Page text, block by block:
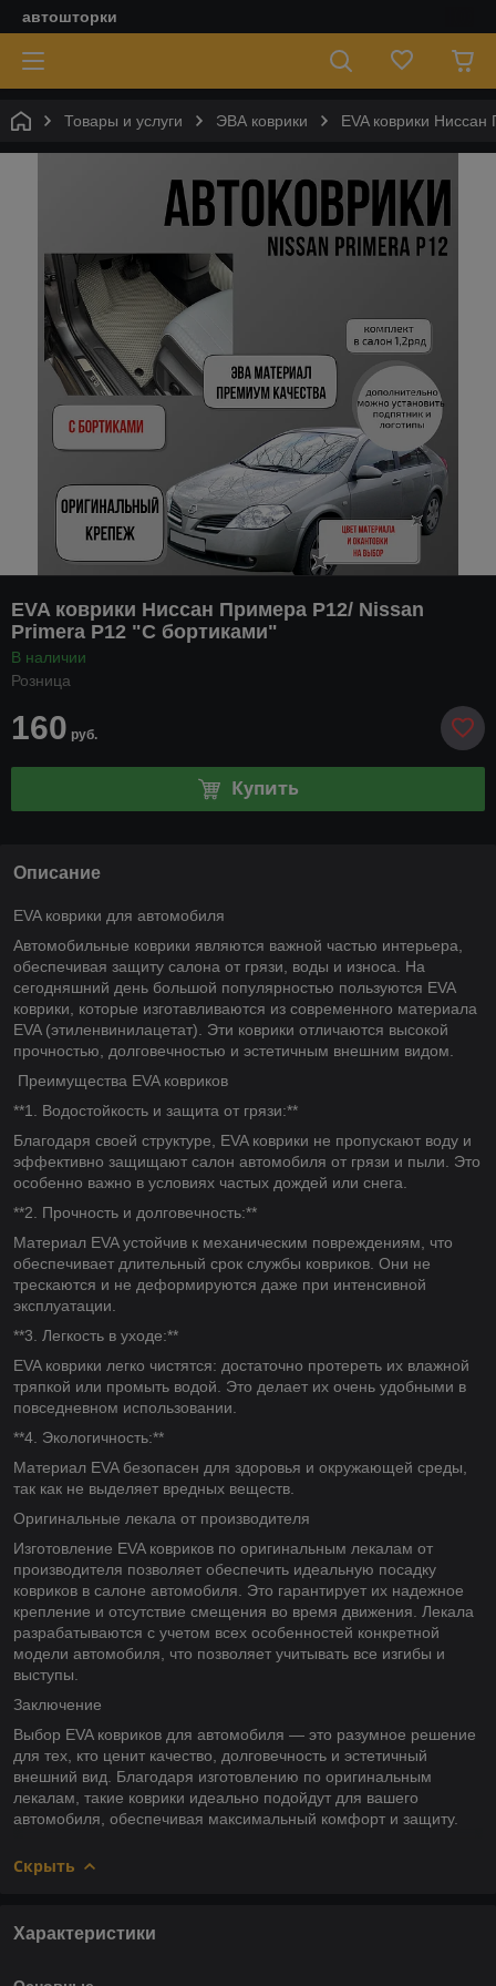
автошторки
Товары и услуги ЭВА коврики EVA коврики
EVA коврики Ниссан Примера P12/ Nissan
Primera P12 "С бортиками"
В наличии
Розница
160 руб.
Купить
Описание
EVA коврики для автомобиля
Автомобильные коврики являются важной частью интерьера,
обеспечивая защиту салона от грязи, воды и износа. На
сегодняшний день большой популярностью пользуются EVA
коврики, которые изготавливаются из современного материала
EVA (этиленвинилацетат). Эти коврики отличаются высокой
прочностью, долговечностью и эстетичным внешним видом.
Преимущества EVA ковриков
**1. Водостойкость и защита от грязи:**
Благодаря своей структуре, EVA коврики не пропускают воду и
эффективно защищают салон автомобиля от грязи и пыли. Это
особенно важно в условиях частых дождей или снега.
**2. Прочность и долговечность:**
Материал EVA устойчив к механическим повреждениям, что
обеспечивает длительный срок службы ковриков. Они не
трескаются и не деформируются даже при интенсивной
эксплуатации.
**3. Легкость в уходе:**
EVA коврики легко чистятся: достаточно протереть их влажной
тряпкой или промыть водой. Это делает их очень удобными в
повседневном использовании.
**4. Экологичность:**
Материал EVA безопасен для здоровья и окружающей среды,
так как не выделяет вредных веществ.
Оригинальные лекала от производителя
Изготовление EVA ковриков по оригинальным лекалам от
производителя позволяет обеспечить идеальную посадку
ковриков в салоне автомобиля. Это гарантирует их надежное
крепление и отсутствие смещения во время движения. Лекала
разрабатываются с учетом всех особенностей конкретной
модели автомобиля, что позволяет учитывать все изгибы и
выступы.
Заключение
Выбор EVA ковриков для автомобиля — это разумное решение
для тех, кто ценит качество, долговечность и эстетичный
внешний вид. Благодаря изготовлению по оригинальным
лекалам, такие коврики идеально подойдут для вашего
автомобиля, обеспечивая максимальный комфорт и защиту.
Скрыть
Характеристики